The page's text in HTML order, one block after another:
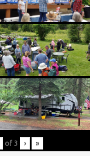
of 3 › »